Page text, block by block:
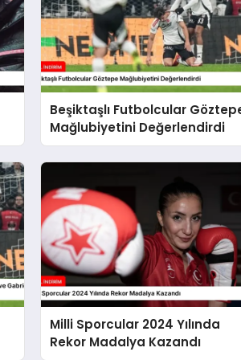
Beşiktaşlı Futbolcular
Mağlubiyetini Değerlendirdi
Milli Sporcular 2024 Yılında
Rekor Madalya Kazandı